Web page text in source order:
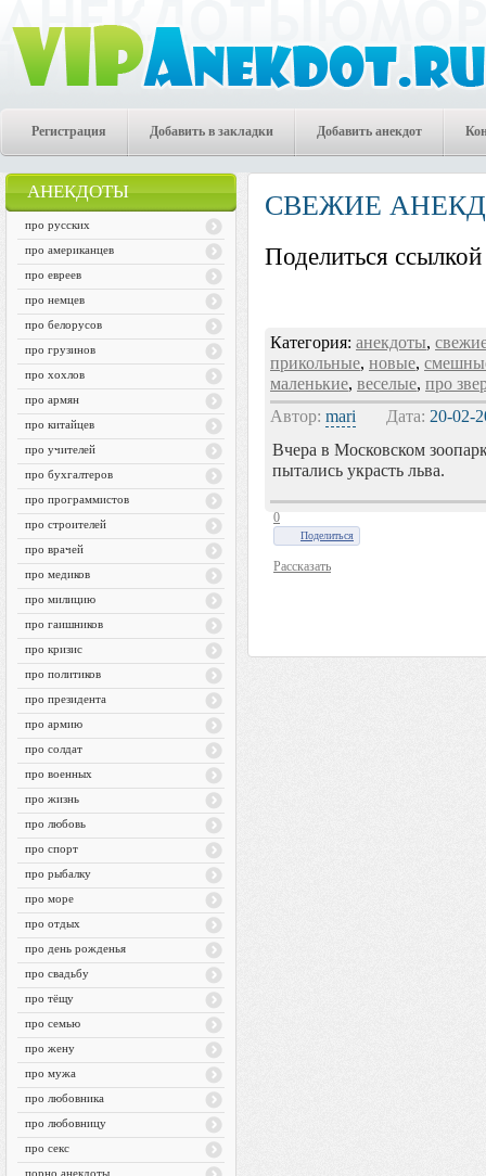
Регистрация Добавить в закладки Добавить анекдот
АНЕКДОТЫ
про русских
про американцев
про евреев
про немцев
про белорусов
про грузинов
про хохлов
про армян
про китайцев
про учителей
про бухгалтеров
про программистов
про строителей
про врачей
про медиков
про милицию
про гаишников
про кризис
про политиков
про президента
про армию
про солдат
про военных
про жизнь
про любовь
про спорт
про рыбалку
про море
про отдых
про день рожденья
про свадьбу
про тёщу
про семью
про жену
про мужа
про любовника
про любовницу
про секс
порно анекдоты
СВЕЖИЕ
Поделиться ссылкой
Категория: анекдоты,
прикольные, новые,
маленькие, веселые, про
Автор: mari Дата: 20-02-
Вчера в Московском
пытались украсть льва.
0
Поделиться
Рассказать